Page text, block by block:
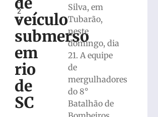
2
4
veículo
submerso
em
rio
de
SC
Silva, em
Tubarão,
neste
domingo, dia
21. A equipe
de
mergulhadores
do 8°
Batalhão de